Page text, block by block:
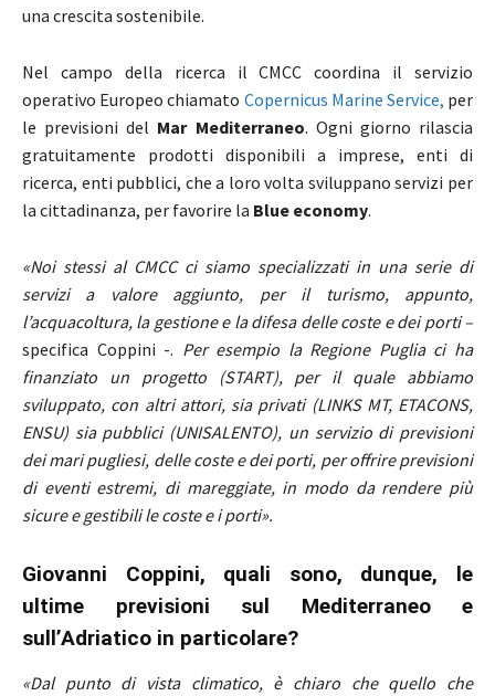
una crescita sostenibile.
Nel campo della ricerca il CMCC coordina il servizio
operativo Europeo chiamato Copernicus Marine Service, per
le previsioni del Mar Mediterraneo. Ogni giorno rilascia
gratuitamente prodotti disponibili a imprese, enti di
ricerca, enti pubblici, che a loro volta sviluppano servizi per
la cittadinanza, per favorire la Blue economy.
«Noi stessi al CMCC ci siamo specializzati in una serie di
servizi a valore aggiunto, per il turismo, appunto,
l’acquacoltura, la gestione e la difesa delle coste e dei porti –
specifica Coppini -. Per esempio la Regione Puglia ci ha
finanziato un progetto (START), per il quale abbiamo
sviluppato, con altri attori, sia privati (LINKS MT, ETACONS,
ENSU) sia pubblici (UNISALENTO), un servizio di previsioni
dei mari pugliesi, delle coste e dei porti, per offrire previsioni
di eventi estremi, di mareggiate, in modo da rendere più
sicure e gestibili le coste e i porti».
Giovanni Coppini, quali sono, dunque, le
ultime previsioni sul Mediterraneo e
sull’Adriatico in particolare?
«Dal punto di vista climatico, è chiaro che quello che